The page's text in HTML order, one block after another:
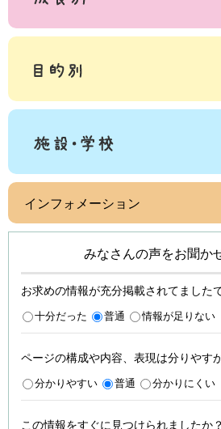
インフォメーション
みなさんの声をお聞か
お求めの情報が充分掲載されてました
十分だった 普通 情報が足りない
ページの構成や内容、表現は分りやす
分かりやすい 普通 分かりにくい
この情報をすぐに見つけられましたか？